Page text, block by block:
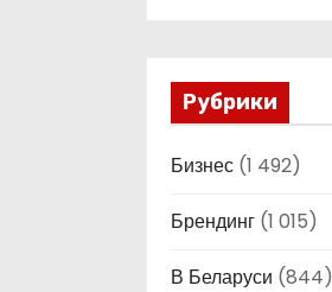
Рубрики
Бизнес (1 492)
Брендинг (1 015)
В Беларуси (844)